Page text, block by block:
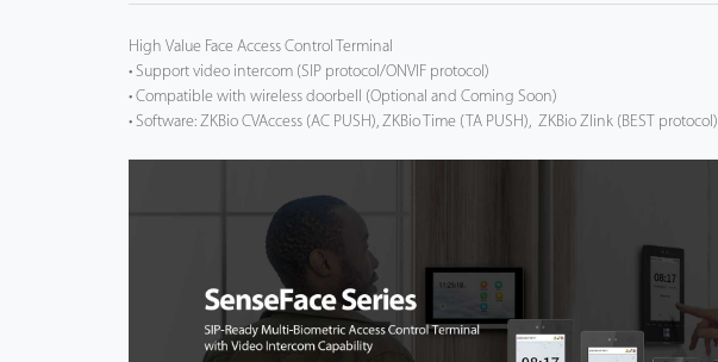
High Value Face Access Control Terminal
• Support video intercom (SIP protocol/ONVIF protocol)
• Compatible with wireless doorbell (Optional and Coming Soon)
• Software: ZKBio CVAccess (AC PUSH), ZKBio Time (TA PUSH), ZKBio Zlink (BEST protocol)